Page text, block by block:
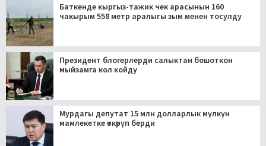
Баткенде кыргыз-тажик чек арасынын 160
чакырым 558 метр аралыгы зым менен тосулду
Президент блогерлерди салыктан бошоткон
мыйзамга кол койду
Мурдагы депутат 15 млн долларлык мүлкүн
мамлекетке өткөрүп берди